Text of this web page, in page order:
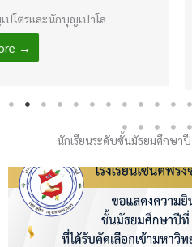
นักเรียนระดับชั้นมัธยมศึกษา